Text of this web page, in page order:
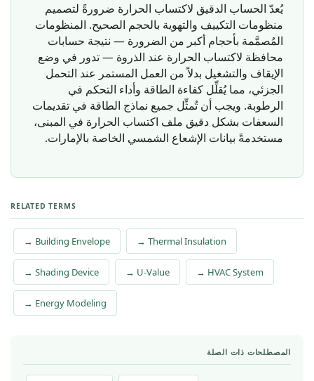
يُعدّ الحساب الدقيق لاكتساب الحرارة ضرورةً لتصميم
منظومات التكييف والتهوية بالحجم الصحيح. المنظومات
المُصمَّمة بأحجام أكبر من الضرورة — نتيجة حسابات
محافظة لاكتساب الحرارة عند الذروة — تدور في وضع
الإيقاف والتشغيل بدلاً من العمل المستمر عند التحمل
الجزئي، مما يُقلِّل كفاءة الطاقة وأداء التحكم في
الرطوبة. ويجب أن تُمثِّل جميع نماذج الطاقة في تقديمات
السعفات بشكل دقيق ملف اكتساب الحرارة في المبنى،
مستخدمةً بيانات الإشعاع الشمسي الخاصة بالإمارات.
RELATED TERMS
→ Building Envelope → Thermal Insulation
→ Shading Device → U-Value → HVAC System
→ Energy Modeling
المصطلحات ذات الصلة